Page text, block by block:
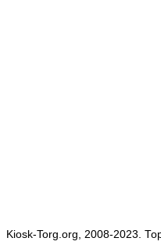
Kiosk-Torg.org, 2008-2023.